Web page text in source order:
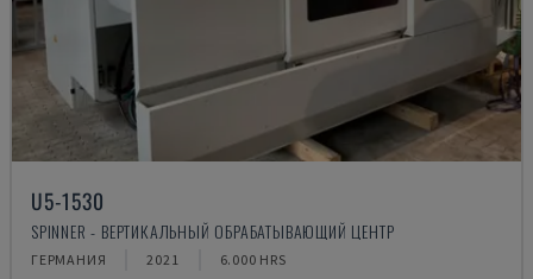
U5-1530
SPINNER - ВЕРТИКАЛЬНЫЙ ОБРАБАТЫВАЮЩИЙ ЦЕНТР
ГЕРМАНИЯ 2021 6.000 HRS